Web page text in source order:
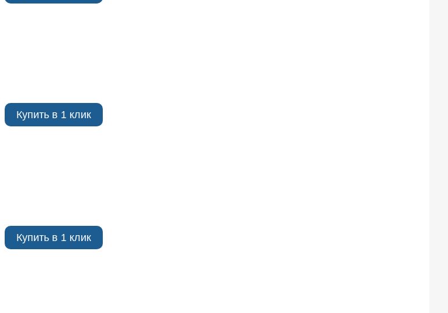
Купить в 1 клик
Купить в 1 клик